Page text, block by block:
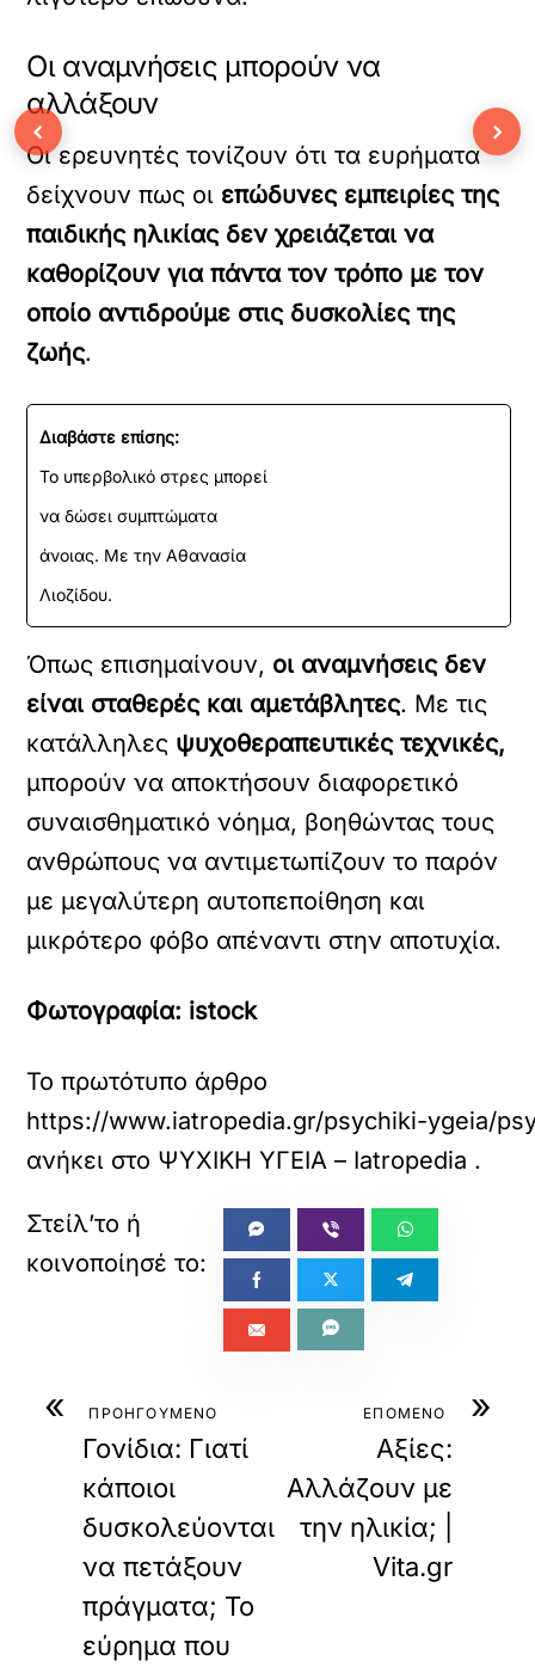
Οι αναμνήσεις μπορούν να
αλλάξουν
Οι ερευνητές τονίζουν ότι τα ευρήματα
δείχνουν πως οι επώδυνες εμπειρίες της
παιδικής ηλικίας δεν χρειάζεται να
καθορίζουν για πάντα τον τρόπο με τον
οποίο αντιδρούμε στις δυσκολίες της
ζωής.
Διαβάστε επίσης:
Το υπερβολικό στρες μπορεί
να δώσει συμπτώματα
άνοιας. Με την Αθανασία
Λιοζίδου.
Όπως επισημαίνουν, οι αναμνήσεις δεν
είναι σταθερές και αμετάβλητες. Με τις
κατάλληλες ψυχοθεραπευτικές τεχνικές,
μπορούν να αποκτήσουν διαφορετικό
συναισθηματικό νόημα, βοηθώντας τους
ανθρώπους να αντιμετωπίζουν το παρόν
με μεγαλύτερη αυτοπεποίθηση και
μικρότερο φόβο απέναντι στην αποτυχία.
Φωτογραφία: istock
Το πρωτότυπο άρθρο
https://www.iatropedia.gr/psychiki-ygeia/
ανήκει στο ΨΥΧΙΚΗ ΥΓΕΙΑ – Iatropedia .
« ΠΡΟΗΓΟΥΜΕΝΟ
Γονίδια: Γιατί
κάποιοι
δυσκολεύονται
να πετάξουν
πράγματα; Το
εύρημα που
»
ΕΠΟΜΕΝΟ
Αξίες:
Αλλάζουν με
την ηλικία; |
Vita.gr
‹ ›